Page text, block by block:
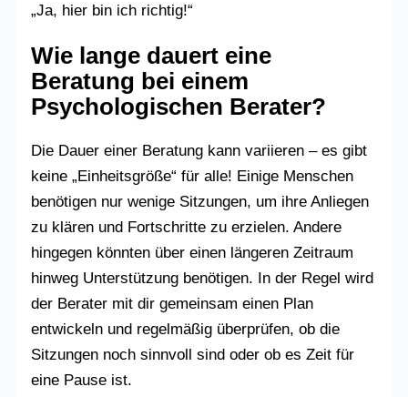
„Ja, hier bin ich richtig!“
Wie lange dauert eine
Beratung bei einem
Psychologischen Berater?
Die Dauer einer Beratung kann variieren – es gibt
keine „Einheitsgröße“ für alle! Einige Menschen
benötigen nur wenige Sitzungen, um ihre Anliegen
zu klären und Fortschritte zu erzielen. Andere
hingegen könnten über einen längeren Zeitraum
hinweg Unterstützung benötigen. In der Regel wird
der Berater mit dir gemeinsam einen Plan
entwickeln und regelmäßig überprüfen, ob die
Sitzungen noch sinnvoll sind oder ob es Zeit für
eine Pause ist.